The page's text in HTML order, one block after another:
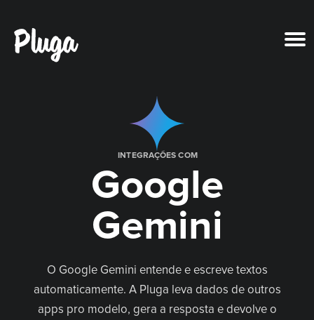
Criar conta grátis
INTEGRAÇÕES COM
Google
Gemini
O Google Gemini entende e escreve textos
automaticamente. A Pluga leva dados de outros
apps pro modelo, gera a resposta e devolve o